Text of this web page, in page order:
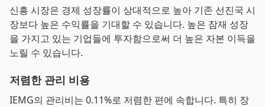
신흥 시장은 경제 성장률이 상대적으로 높아 기존 선진국 시
장보다 높은 수익률을 기대할 수 있습니다. 높은 잠재 성장
을 가지고 있는 기업들에 투자함으로써 더 높은 자본 이득을
노릴 수 있습니다.
저렴한 관리 비용
IEMG의 관리비는 0.11%로 저렴한 편에 속합니다. 특히 장